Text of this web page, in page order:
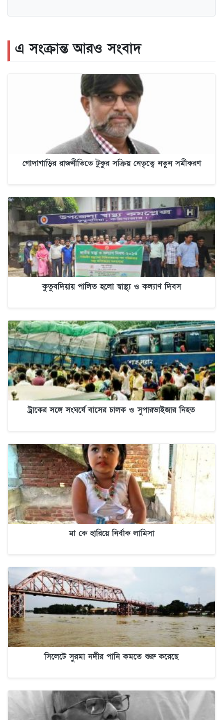
এ সংক্রান্ত আরও সংবাদ
গোদাগাড়ির রাজনীতিতে টুকুর সক্রিয় নেতৃত্বে নতুন সমীকরণ
কুতুবদিয়ায় পালিত হলো স্বাস্থ্য ও কল্যাণ দিবস
ট্রাকের সঙ্গে সংঘর্ষে বাসের চালক ও সুপারভাইজার নিহত
মা কে হারিয়ে নির্বাক লামিসা
সিলেটে সুরমা নদীর পানি কমতে শুরু করেছে